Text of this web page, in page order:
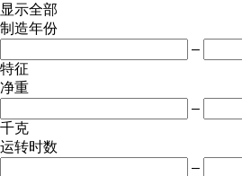
显示全部
制造年份
–
特征
净重
–
千克
运转时数
–